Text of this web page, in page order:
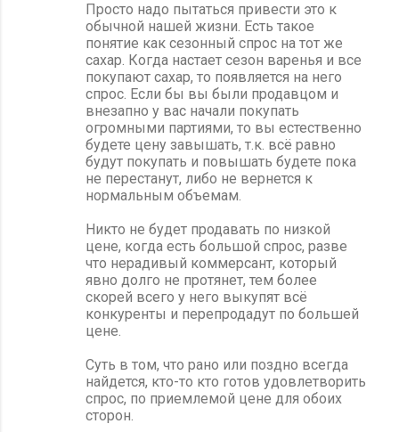
Просто надо пытаться привести это к
обычной нашей жизни. Есть такое
понятие как сезонный спрос на тот же
сахар. Когда настает сезон варенья и все
покупают сахар, то появляется на него
спрос. Если бы вы были продавцом и
внезапно у вас начали покупать
огромными партиями, то вы естественно
будете цену завышать, т.к. всё равно
будут покупать и повышать будете пока
не перестанут, либо не вернется к
нормальным объемам.
Никто не будет продавать по низкой
цене, когда есть большой спрос, разве
что нерадивый коммерсант, который
явно долго не протянет, тем более
скорей всего у него выкупят всё
конкуренты и перепродадут по большей
цене.
Суть в том, что рано или поздно всегда
найдется, кто-то кто готов удовлетворить
спрос, по приемлемой цене для обоих
сторон.